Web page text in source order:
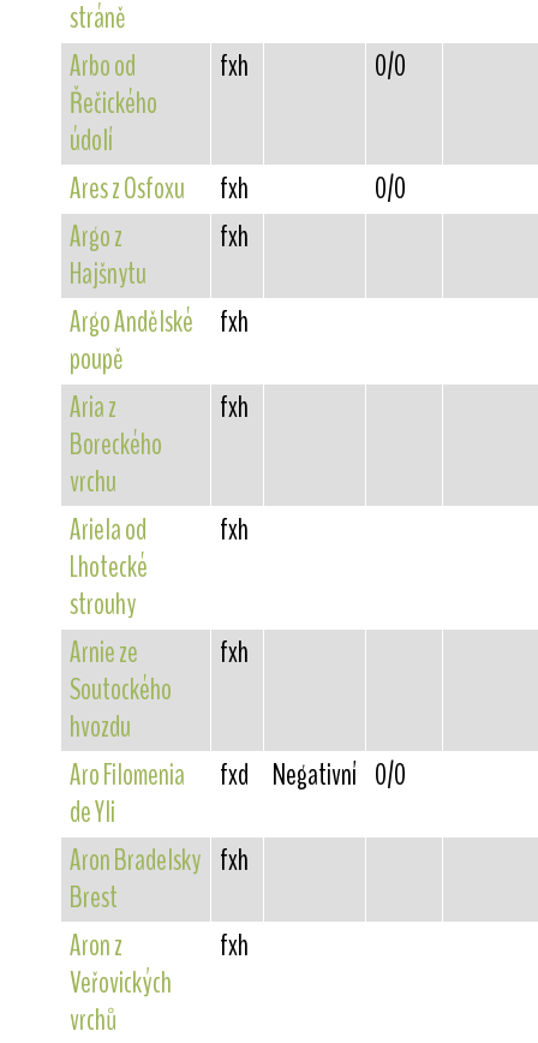
stráně
Arbo od
Řečického
údolí
fxh 0/0
Ares z Osfoxu fxh
0/0
Argo z
Hajšnytu
fxh
Argo Andělské
poupě
fxh
Aria z
Boreckého
vrchu
fxh
Ariela od
Lhotecké
strouhy
fxh
Arnie ze
Soutockého
hvozdu
fxh
Aro Filomenia
de Yli
fxd Negativní 0/0
Aron Bradelsky
Brest
fxh
Aron z
Veřovických
vrchů
fxh